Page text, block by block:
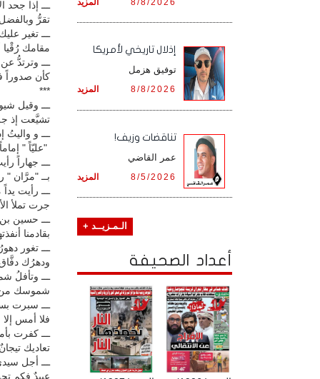
ـــ إذا جحد
تقرُّ
ـــ تغير
مقامك رُقْيا
ـــ وترتدُّ
كأن صدوراً
***
ـــ وقيل
تشيَّعت إذ
ـــ و واليتُ
"عليّاً "
ـــ جهاراً
بــ "مرَّان "
ـــ رأيت
جرت تملأ
ـــ حسين
بقادمنا
ـــ تغور
ودهرُك دفَّاق
ـــ وتأفلُ
شموسك من
ـــ سبرت
فلا أمس
ـــ كفرت
تعاديك
ـــ أجل
عبيدٌ فكم
المزيد 8/8/2026
إذلال تاريخي لأمريكا
توفيق هزمل
المزيد 8/8/2026
تناقضات وزيف!
عمر القاضي
المزيد 8/5/2026
الـمـزيــد +
أعداد الصحيفة